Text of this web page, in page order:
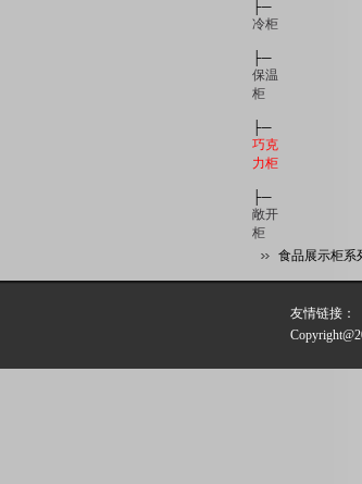
├─
冷柜
├─
保温
柜
├─
巧克
力柜
├─
敞开
柜
食品展示柜系
友情链接：